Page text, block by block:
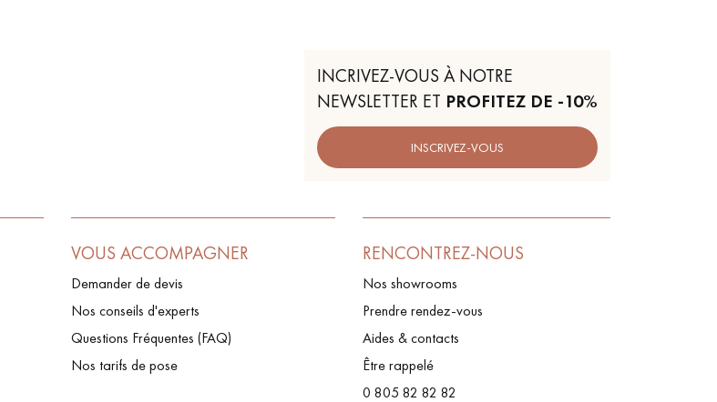
INCRIVEZ-VOUS À NOTRE
NEWSLETTER ET PROFITEZ DE -10%
INSCRIVEZ-VOUS
VOUS ACCOMPAGNER
Demander de devis
Nos conseils d'experts
Questions Fréquentes (FAQ)
Nos tarifs de pose
RENCONTREZ-NOUS
Nos showrooms
Prendre rendez-vous
Aides & contacts
Être rappelé
0 805 82 82 82